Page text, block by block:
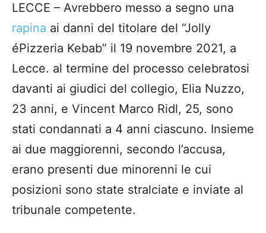
LECCE – Avrebbero messo a segno una
rapina ai danni del titolare del “Jolly
éPizzeria Kebab” il 19 novembre 2021, a
Lecce. al termine del processo celebratosi
davanti ai giudici del collegio, Elia Nuzzo,
23 anni, e Vincent Marco Ridl, 25, sono
stati condannati a 4 anni ciascuno. Insieme
ai due maggiorenni, secondo l’accusa,
erano presenti due minorenni le cui
posizioni sono state stralciate e inviate al
tribunale competente.